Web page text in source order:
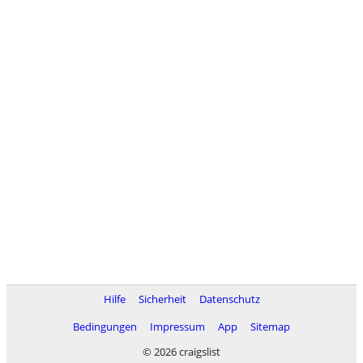
Hilfe Sicherheit
Datenschutz
Bedingungen
Impressum App
Sitemap
© 2026 craigslist